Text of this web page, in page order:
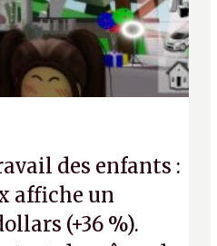
des enfants :
affiche un
(+36 %).